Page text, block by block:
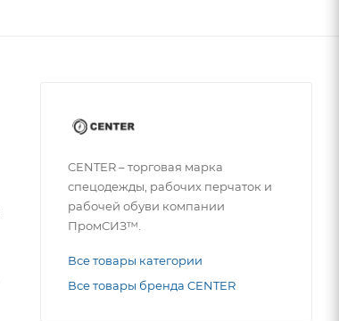
CENTER – торговая марка
спецодежды, рабочих перчаток и
рабочей обуви компании
ПромСИЗ™.
Все товары категории
Все товары бренда CENTER